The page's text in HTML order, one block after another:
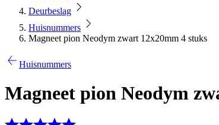
Deurbeslag
Huisnummers
Magneet pion Neodym zwart 12x20mm 4 stuks
Huisnummers
Magneet pion Neodym